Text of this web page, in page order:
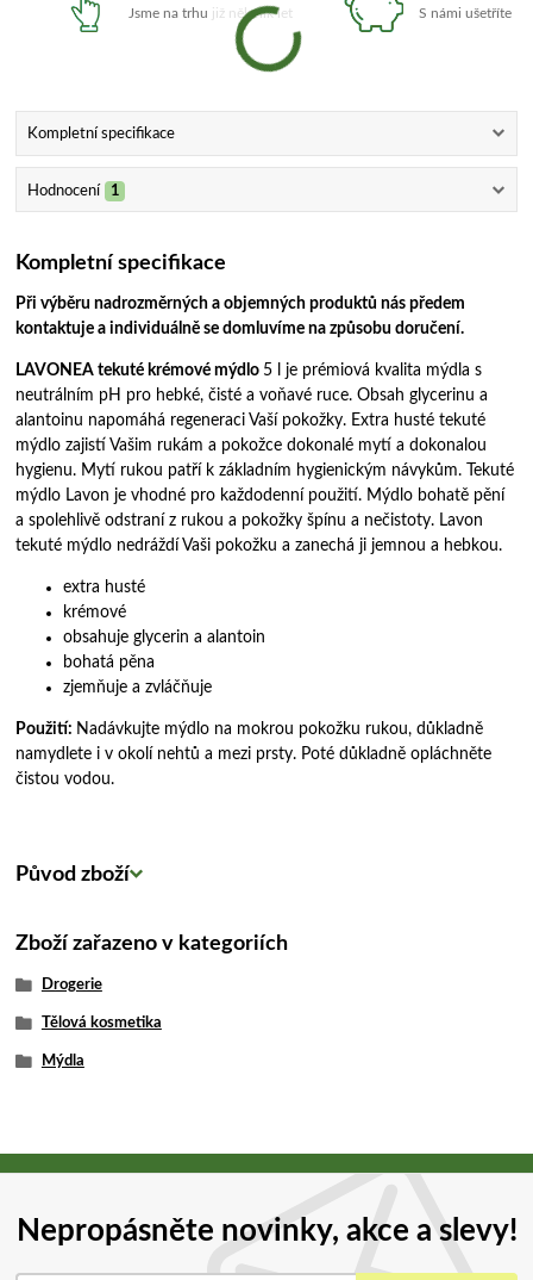
Jsme na trhu již několik let S námi ušetříte
Kompletní specifikace
Hodnocení 1
Kompletní specifikace
Při výběru nadrozměrných a objemných produktů nás předem
kontaktuje a individuálně se domluvíme na způsobu doručení.
LAVONEA tekuté krémové mýdlo 5 l je prémiová kvalita mýdla s
neutrálním pH pro hebké, čisté a voňavé ruce. Obsah glycerinu a
alantoinu napomáhá regeneraci Vaší pokožky. Extra husté tekuté
mýdlo zajistí Vašim rukám a pokožce dokonalé mytí a dokonalou
hygienu. Mytí rukou patří k základním hygienickým návykům. Tekuté
mýdlo Lavon je vhodné pro každodenní použití. Mýdlo bohatě pění
a spolehlivě odstraní z rukou a pokožky špínu a nečistoty. Lavon
tekuté mýdlo nedráždí Vaši pokožku a zanechá ji jemnou a hebkou.
extra husté
krémové
obsahuje glycerin a alantoin
bohatá pěna
zjemňuje a zvláčňuje
Použití: Nadávkujte mýdlo na mokrou pokožku rukou, důkladně
namydlete i v okolí nehtů a mezi prsty. Poté důkladně opláchněte
čistou vodou.
Původ zboží
Zboží zařazeno v kategoriích
Drogerie
Tělová kosmetika
Mýdla
Nepropásněte novinky, akce a slevy!